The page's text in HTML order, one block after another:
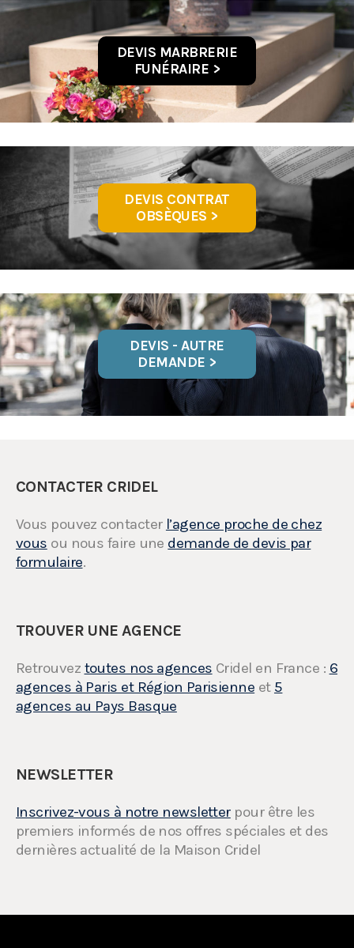
DEVIS MARBRERIE
FUNÉRAIRE >
DEVIS CONTRAT
OBSÈQUES >
DEVIS - AUTRE
DEMANDE >
CONTACTER CRIDEL
Vous pouvez contacter l’agence proche de chez
vous ou nous faire une demande de devis par
formulaire.
TROUVER UNE AGENCE
Retrouvez toutes nos agences Cridel en France : 6
agences à Paris et Région Parisienne et 5
agences au Pays Basque
NEWSLETTER
Inscrivez-vous à notre newsletterpour être les
premiers informés de nos offres spéciales et des
dernières actualité de la Maison Cridel